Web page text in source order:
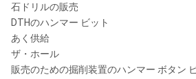
石ドリルの販売
DTHのハンマー ビット
あく供給
ザ・ホール
販売のための掘削装置のハンマー ボタン